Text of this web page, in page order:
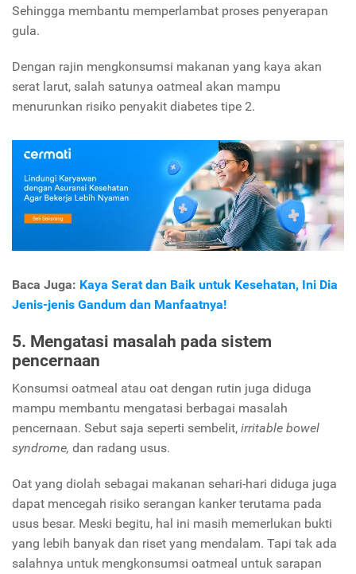
Sehingga membantu memperlambat proses penyerapan
gula.
Dengan rajin mengkonsumsi makanan yang kaya akan
serat larut, salah satunya oatmeal akan mampu
menurunkan risiko penyakit diabetes tipe 2.
Baca Juga: Kaya Serat dan Baik untuk Kesehatan, Ini Dia
Jenis-jenis Gandum dan Manfaatnya!
5. Mengatasi masalah pada sistem
pencernaan
Konsumsi oatmeal atau oat dengan rutin juga diduga
mampu membantu mengatasi berbagai masalah
pencernaan. Sebut saja seperti sembelit, irritable bowel
syndrome, dan radang usus.
Oat yang diolah sebagai makanan sehari-hari diduga juga
dapat mencegah risiko serangan kanker terutama pada
usus besar. Meski begitu, hal ini masih memerlukan bukti
yang lebih banyak dan riset yang mendalam. Tapi tak ada
salahnya untuk mengkonsumsi oatmeal untuk sarapan